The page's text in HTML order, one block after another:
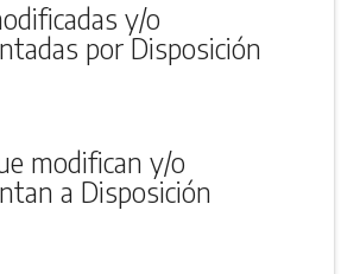
y/o
por Disposición
modifican y/o
a Disposición